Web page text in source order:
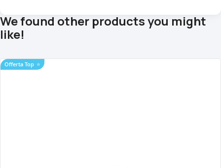
We found other products you might
like!
Offerta Top ⭐